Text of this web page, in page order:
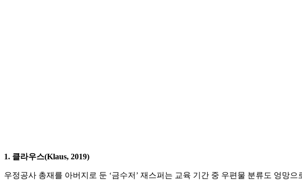
1. 클라우스(Klaus, 2019)
우정공사 총재를 아버지로 둔 ‘금수저’ 재스퍼는 교육 기간 중 우편물 분류도 엉망